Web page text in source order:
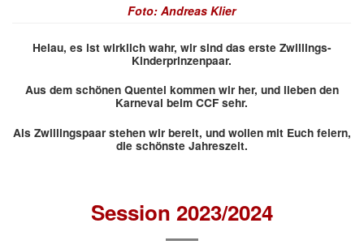
Foto: Andreas Klier
Helau, es ist wirklich wahr, wir sind das erste Zwillings-
Kinderprinzenpaar.
Aus dem schönen Quentel kommen wir her, und lieben den
Karneval beim CCF sehr.
Als Zwillingspaar stehen wir bereit, und wollen mit Euch feiern,
die schönste Jahreszeit.
Session 2023/2024